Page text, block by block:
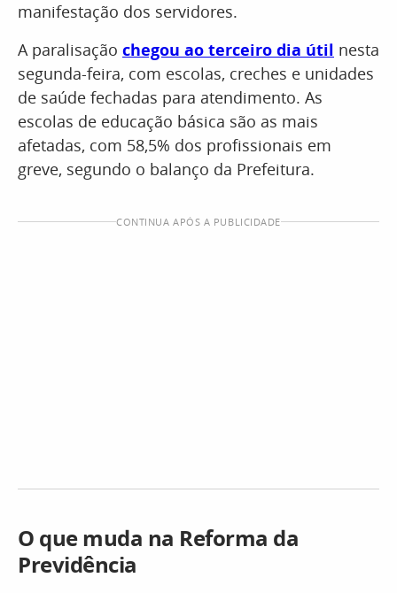
manifestação dos servidores.
A paralisação chegou ao terceiro dia útil nesta
segunda-feira, com escolas, creches e unidades
de saúde fechadas para atendimento. As
escolas de educação básica são as mais
afetadas, com 58,5% dos profissionais em
greve, segundo o balanço da Prefeitura.
CONTINUA APÓS A PUBLICIDADE
O que muda na Reforma da
Previdência